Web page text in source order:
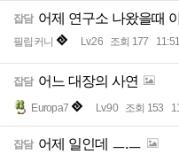
잡담 어제 연구소 나왔을때
필립커니 Lv.26 조회 177 11:51
잡담 어느 대장의 사연
Europa7 Lv.90 조회 153
잡담 어제 일인데 ㅡ.ㅡ